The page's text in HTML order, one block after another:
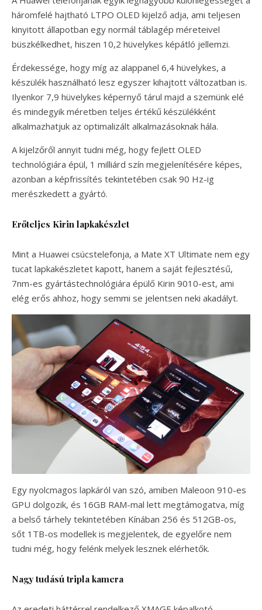
háromfelé hajtható LTPO OLED kijelző adja, ami teljesen
kinyitott állapotban egy normál táblagép méreteivel
büszkélkedhet, hiszen 10,2 hüvelykes képátló jellemzi.
Érdekessége, hogy míg az alappanel 6,4 hüvelykes, a
készülék használható lesz egyszer kihajtott változatban is.
Ilyenkor 7,9 hüvelykes képernyő tárul majd a szemünk elé
és mindegyik méretben teljes értékű készülékként
alkalmazhatjuk az optimalizált alkalmazásoknak hála.
A kijelzőről annyit tudni még, hogy fejlett OLED
technológiára épül, 1 milliárd szín megjelenítésére képes,
azonban a képfrissítés tekintetében csak 90 Hz-ig
merészkedett a gyártó.
Erőteljes Kirin lapkakészlet
Mint a Huawei csúcstelefonja, a Mate XT Ultimate nem egy
tucat lapkakészletet kapott, hanem a saját fejlesztésű,
7nm-es gyártástechnológiára épülő Kirin 9010-est, ami
elég erős ahhoz, hogy semmi se jelentsen neki akadályt.
Egy nyolcmagos lapkáról van szó, amiben Maleoon 910-es
GPU dolgozik, és 16GB RAM-mal lett megtámogatva, míg
a belső tárhely tekintetében Kínában 256 és 512GB-os,
sőt 1TB-os modellek is megjelentek, de egyelőre nem
tudni még, hogy felénk melyek lesznek elérhetők.
Nagy tudású tripla kamera